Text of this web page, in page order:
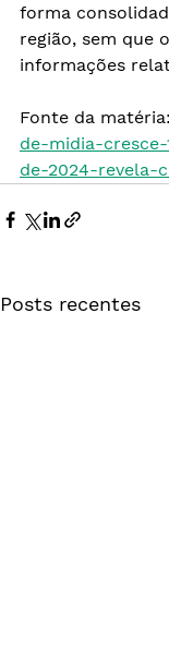
forma
região, sem que
informações
Fonte da matéria:
de-midia-
de-2024-revela-
Posts recentes